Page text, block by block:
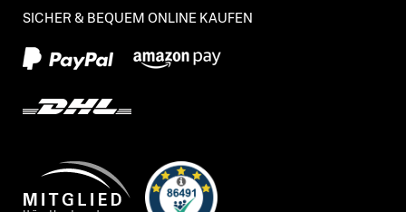
SICHER & BEQUEM ONLINE KAUFEN